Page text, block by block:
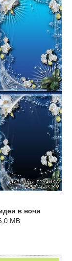
в ночи
MB